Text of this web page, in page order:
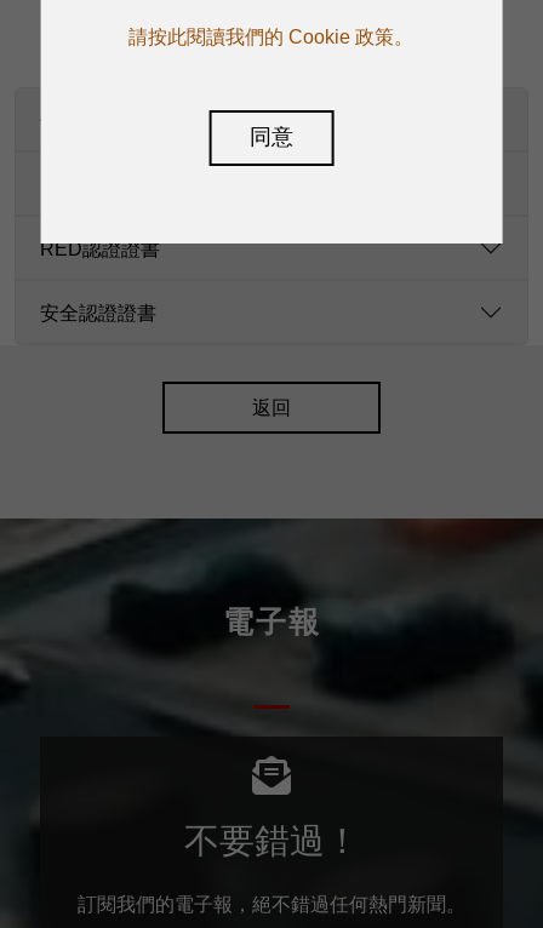
使用手冊-en
RED認證證書
安全認證證書
返回
電子報
不要錯過！
訂閱我們的電子報，絕不錯過任何熱門新聞。
請按此閱讀我們的 Cookie 政策。
同意